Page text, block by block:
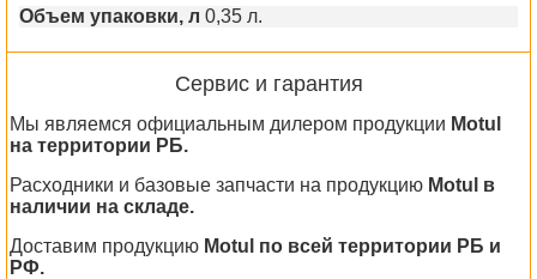
Объем упаковки, л 0,35 л.
Сервис и гарантия
Мы являемся официальным дилером продукции Motul
на территории РБ.
Расходники и базовые запчасти на продукцию Motul в
наличии на складе.
Доставим продукцию Motul по всей территории РБ и
РФ.